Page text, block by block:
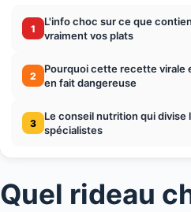
1
L'info choc sur ce que
vraiment vos plats
2
Pourquoi cette recette virale
en fait dangereuse
3
Le conseil nutrition qui divise
spécialistes
Quel rideau